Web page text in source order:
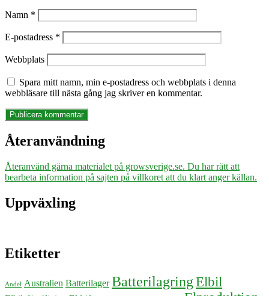
Namn *
E-postadress *
Webbplats
Spara mitt namn, min e-postadress och webbplats i denna
webbläsare till nästa gång jag skriver en kommentar.
Återanvändning
Återanvänd gärna materialet på growsverige.se. Du har rätt att
bearbeta information på sajten på villkoret att du klart anger källan.
Uppväxling
Etiketter
Andel Australien Batterilager BatterilagringElbil